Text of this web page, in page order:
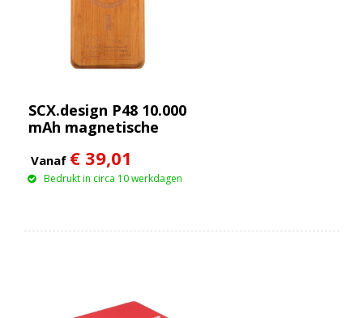
SCX.design P48 10.000
mAh magnetische
van 15 W
Vanaf € 39,01
Bedrukt in circa 10 werkdagen